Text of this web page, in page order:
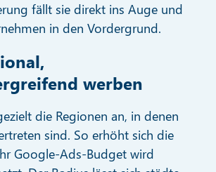
fällt sie direkt ins Auge und
in den Vordergrund.
werben
die Regionen an, in denen
sind. So erhöht sich die
Google-Ads-Budget wird